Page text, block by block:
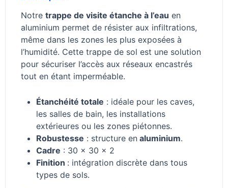
Notre trappe de visite étanche à l’eau en
aluminium permet de résister aux infiltrations,
même dans les zones les plus exposées à
l’humidité. Cette trappe de sol est une solution
pour sécuriser l’accès aux réseaux encastrés
tout en étant imperméable.
Étanchéité totale : idéale pour les caves,
les salles de bain, les installations
extérieures ou les zones piétonnes.
Robustesse : structure en aluminium.
Cadre : 30 x 30 x 2
Finition : intégration discrète dans tous
types de sols.